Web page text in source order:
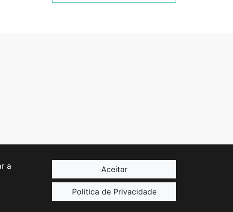
a
Aceitar
Politica de Privacidade